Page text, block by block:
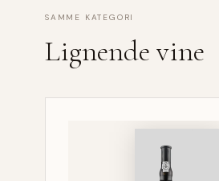
SAMME KATEGORI
Lignende vine